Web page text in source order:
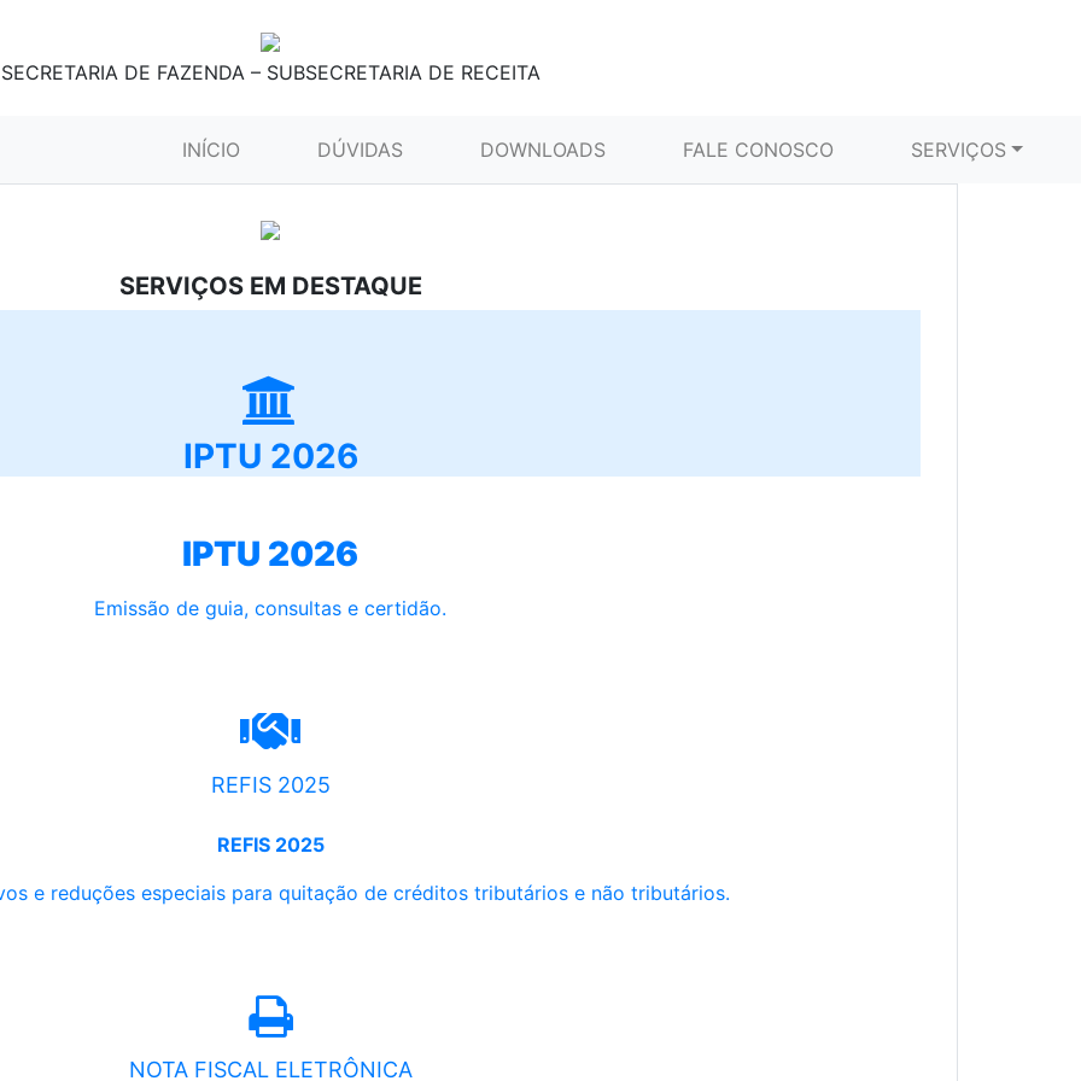
SECRETARIA DE FAZENDA – SUBSECRETARIA DE RECEITA
INÍCIO (CURRENT)DÚVIDAS DOWNLOADS FALE CONOSCO SERVIÇOS
SERVIÇOS EM DESTAQUE
IPTU 2026
IPTU 2026
Emissão de guia, consultas e certidão.
REFIS 2025
REFIS 2025
e reduções especiais para quitação de créditos tributários e não tributários.
NOTA FISCAL ELETRÔNICA